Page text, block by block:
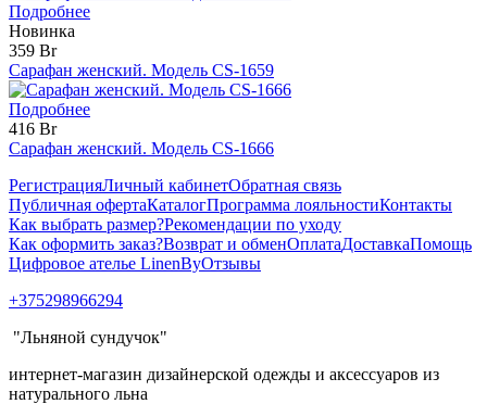
Подробнее
Новинка
359 Br
Сарафан женский. Модель CS-1659
Подробнее
416 Br
Сарафан женский. Модель CS-1666
РегистрацияЛичный кабинетОбратная связь
Публичная офертаКаталогПрограмма лояльностиКонтакты
Как выбрать размер?Рекомендации по уходу
Как оформить заказ?Возврат и обменОплатаДоставкаПомощь
Цифровое ателье LinenByОтзывы
+375298966294
"Льняной сундучок"
интернет-магазин дизайнерской одежды и аксессуаров из
натурального льна